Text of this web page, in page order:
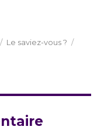
Catégories
Le saviez-vous ?